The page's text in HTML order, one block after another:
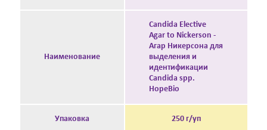
Наименование
Candida Elective
Agar to Nickerson -
Агар Никерсона для
выделения и
идентификации
Candida spp.
HopeBio
Упаковка 250 г/уп